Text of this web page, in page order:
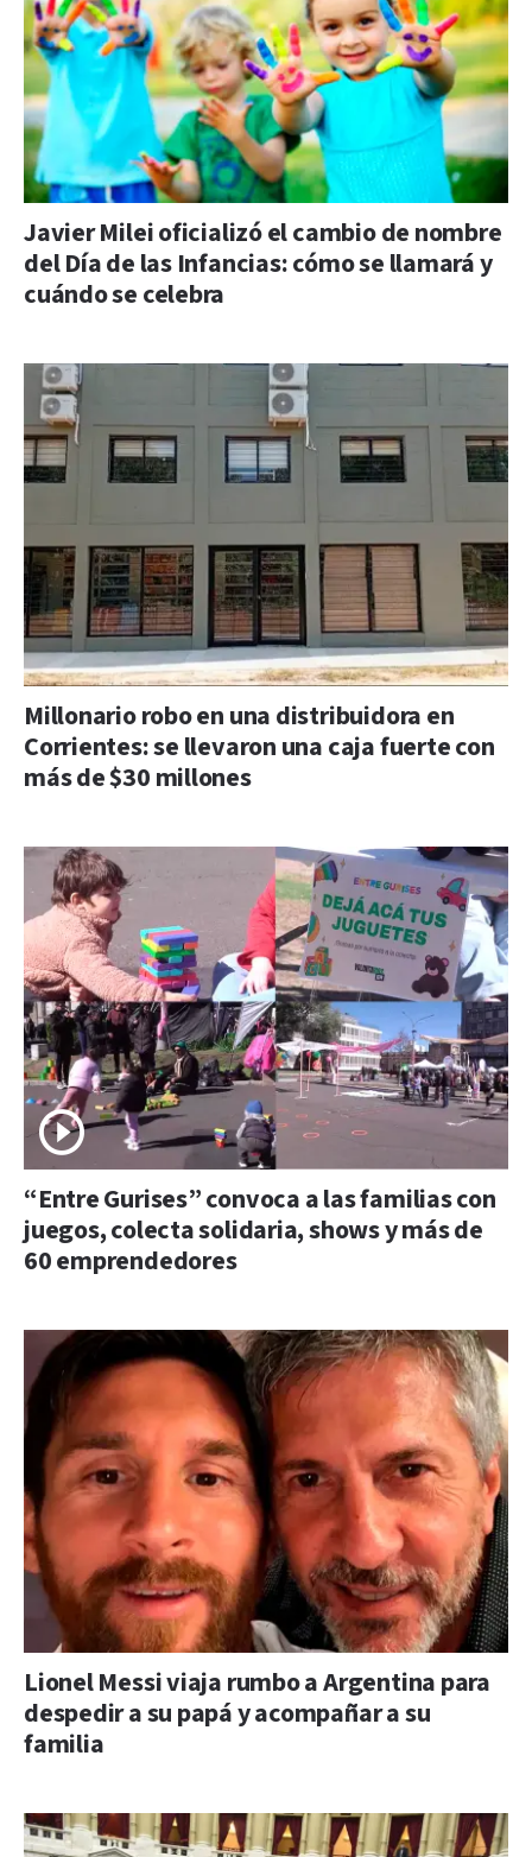
Javier Milei oficializó el cambio de nombre
del Día de las Infancias: cómo se llamará y
cuándo se celebra
Millonario robo en una distribuidora en
Corrientes: se llevaron una caja fuerte con
más de $30 millones
“Entre Gurises” convoca a las familias con
juegos, colecta solidaria, shows y más de
60 emprendedores
Lionel Messi viaja rumbo a Argentina para
despedir a su papá y acompañar a su
familia